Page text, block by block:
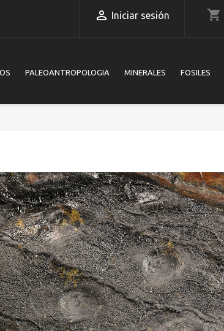
 Iniciar sesión shopping_cart
PALEOANTROPOLOGIA MINERALES FOSILES